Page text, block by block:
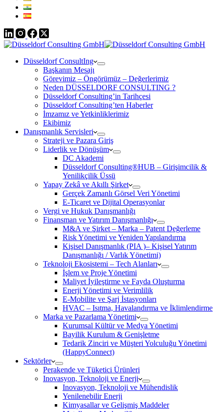
Düsseldorf ConsultIng
Başkanın Mesajı
Görevimiz – Öngörümüz – Değerlerimiz
Neden DÜSSELDORF CONSULTING ?
Düsseldorf Consulting’in Tarihçesi
Düsseldorf Consulting’ten Haberler
İmzamız ve Yetkinliklerimiz
Ekibimiz
Danışmanlık Servisleri
Strateji ve Pazara Giriş
Liderlik ve Dönüşüm
DC Akademi
Düsseldorf Consulting®HUB – Girişimcilik &
Yenilikçilik Üssü
Yapay Zekâ ve Akıllı Şirket
Gerçek Zamanlı Görsel Veri Yönetimi
E-Ticaret ve Dijital Operasyonlar
Vergi ve Hukuk Danışmanlığı
Finansman ve Yatırım Danışmanlığı
M&A ve Şirket – Marka – Patent Değerleme
Risk Yönetimi ve Yeniden Yapılandırma
Kişisel Danışmanlık (PIA )– Kişisel Yatırım
Danışmanlığı / Varlık Yönetimi)
Teknoloji Ekosistemi – Tech Alanları
İşlem ve Proje Yönetimi
Maliyet İyileştirme ve Fayda Oluşturma
Enerji Yönetimi ve Verimlilik
E-Mobilite ve Şarj İstasyonları
HVAC – Isıtma, Havalandırma ve İklimlendirme
Marka ve Pazarlama Yönetimi
Kurumsal Kültür ve Medya Yönetimi
Bayilik Kurulum & Genişletme
Tedarik Zinciri ve Müşteri Yolculuğu Yönetimi
(HappyConnect)
Sektörler
Perakende ve Tüketici Ürünleri
Inovasyon, Teknoloji ve Enerji
Inovasyon, Teknoloji ve Mühendislik
Yenilenebilir Enerji
Kimyasallar ve Gelişmiş Maddeler